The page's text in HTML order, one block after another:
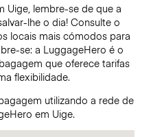
Uige, lembre-se de que a
lhe o dia! Consulte o
locais mais cómodos para
se: a LuggageHero é o
que oferece tarifas
flexibilidade.
utilizando a rede de
em Uige.